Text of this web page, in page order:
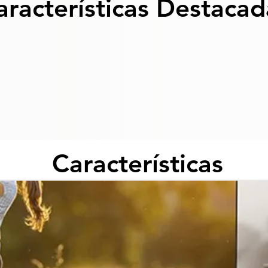
Características